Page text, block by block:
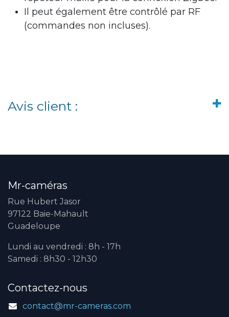
Il peut également être contrôlé par RF
(commandes non incluses).
Avis client :
Mr-caméras
Rue Hubert Jasor
97122 Baie-Mahault
Guadeloupe
Lundi au vendredi : 8h - 17h
Samedi : 8h30 - 12h30
Contactez-nous
contact@mr-cameras.com